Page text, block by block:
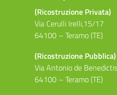
(Ricostruzione Privata)
Via Cerulli Irelli,15/17
64100 – Teramo (TE)
(Ricostruzione Pubblica)
Via Antonio de
64100 – Teramo (TE)